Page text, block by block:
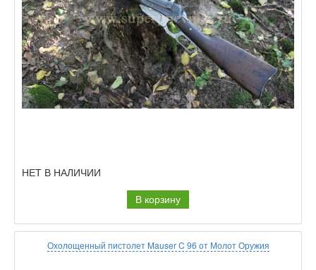
НЕТ В НАЛИЧИИ
В корзину
Охолощенный пистолет Mauser C 96 от Молот Оружия